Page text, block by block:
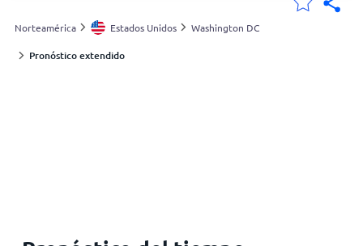
Argentina
Norteamérica Estados Unidos Washington DC
Pronóstico extendido